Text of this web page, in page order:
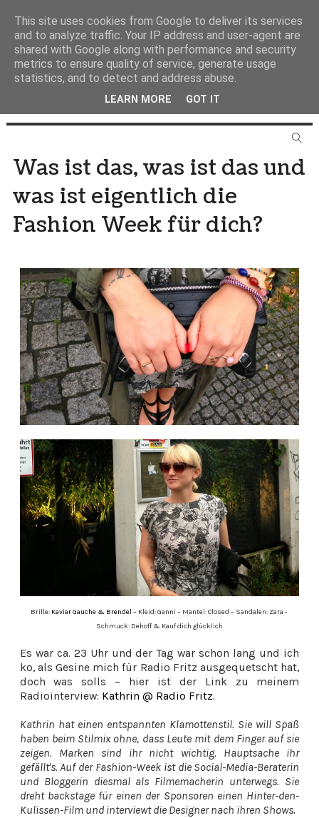
Was ist das, was ist das und
was ist eigentlich die
Fashion Week für dich?
Brille: Kaviar Gauche & Brendel – Kleid: Ganni – Mantel: Closed – Sandalen: Zara -
Schmuck: Dehoff & Kauf dich glücklich
Es war ca. 23 Uhr und der Tag war schon lang und ich
ko, als Gesine mich für Radio Fritz ausgequetscht hat,
doch was solls – hier ist der Link zu meinem
Radiointerview: Kathrin @ Radio Fritz.
Kathrin hat einen entspannten Klamottenstil. Sie will Spaß
haben beim Stilmix ohne, dass Leute mit dem Finger auf sie
zeigen. Marken sind ihr nicht wichtig. Hauptsache ihr
gefällt's. Auf der Fashion-Week ist die Social-Media-Beraterin
und Bloggerin diesmal als Filmemacherin unterwegs. Sie
dreht backstage für einen der Sponsoren einen Hinter-den-
Kulissen-Film und interviewt die Designer nach ihren Shows.
This site uses cookies from Google to deliver its services
and to analyze traffic. Your IP address and user-agent are
shared with Google along with performance and security
metrics to ensure quality of service, generate usage
statistics, and to detect and address abuse.
LEARN MORE GOT IT